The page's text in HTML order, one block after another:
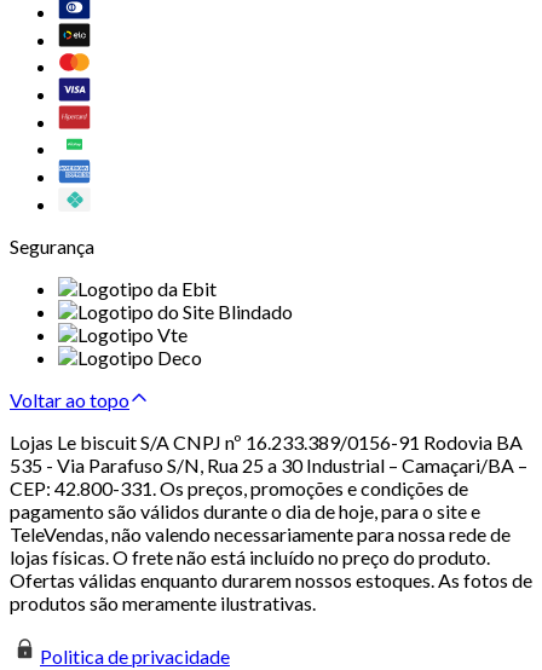
Segurança
Voltar ao topo
Lojas Le biscuit S/A CNPJ nº 16.233.389/0156-91 Rodovia BA
535 - Via Parafuso S/N, Rua 25 a 30 Industrial – Camaçari/BA –
CEP: 42.800-331. Os preços, promoções e condições de
pagamento são válidos durante o dia de hoje, para o site e
TeleVendas, não valendo necessariamente para nossa rede de
lojas físicas. O frete não está incluído no preço do produto.
Ofertas válidas enquanto durarem nossos estoques. As fotos de
produtos são meramente ilustrativas.
Politica de privacidade